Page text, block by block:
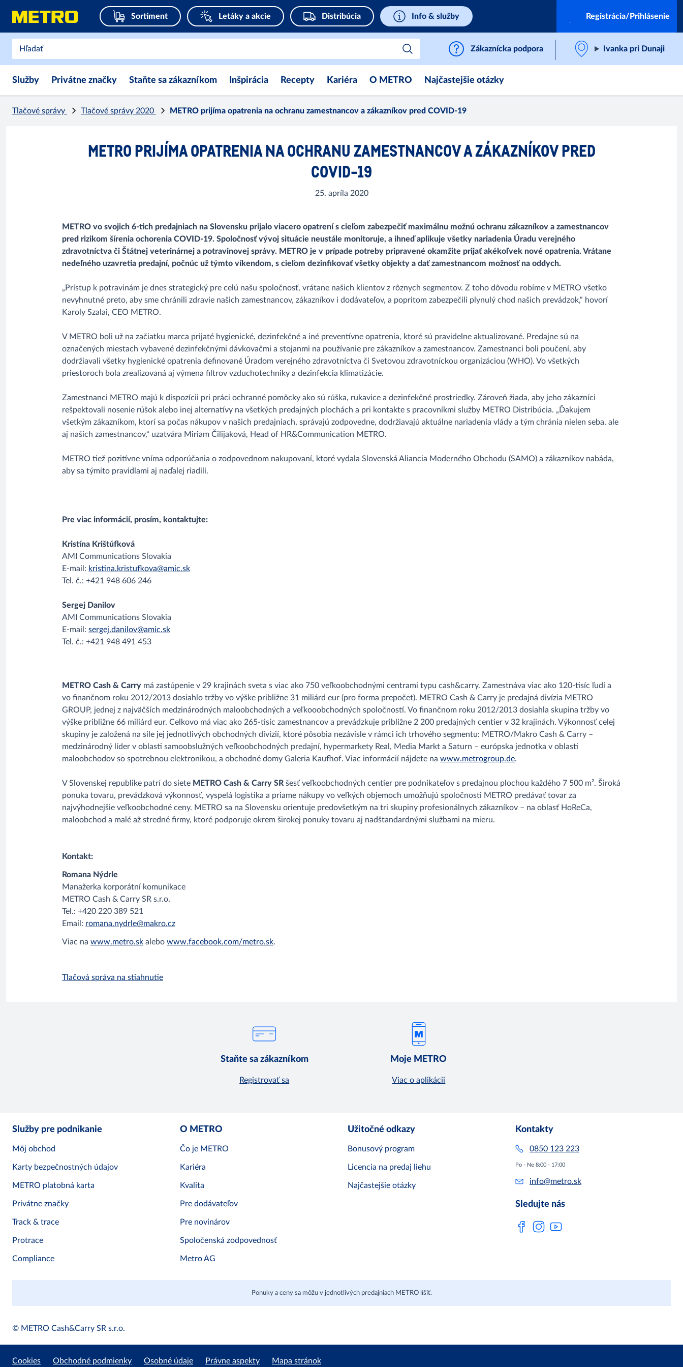
Sortiment Letáky a akcie Distribúcia Info & služby Registrácia/Prihlásenie
Zákaznícka podpora Ivanka pri Dunaji
Služby Privátne značky Staňte sa zákazníkom Inšpirácia Recepty Kariéra O METRO Najčastejšie otázky
Tlačové správy Tlačové správy 2020 METRO prijíma opatrenia na ochranu zamestnancov a zákazníkov pred COVID-19
METRO PRIJÍMA OPATRENIA NA OCHRANU ZAMESTNANCOV A ZÁKAZNÍKOV PRED
COVID-19
25. apríla 2020
METRO vo svojich 6-tich predajniach na Slovensku prijalo viacero opatrení s cieľom zabezpečiť maximálnu možnú ochranu zákazníkov a zamestnancov
pred rizikom šírenia ochorenia COVID-19. Spoločnosť vývoj situácie neustále monitoruje, a ihneď aplikuje všetky nariadenia Úradu verejného
zdravotníctva či Štátnej veterinárnej a potravinovej správy. METRO je v prípade potreby pripravené okamžite prijať akékoľvek nové opatrenia. Vrátane
nedeľného uzavretia predajní, počnúc už týmto víkendom, s cieľom dezinfikovať všetky objekty a dať zamestnancom možnosť na oddych.
„Prístup k potravinám je dnes strategický pre celú našu spoločnosť, vrátane našich klientov z rôznych segmentov. Z toho dôvodu robíme v METRO všetko
nevyhnutné preto, aby sme chránili zdravie našich zamestnancov, zákazníkov i dodávateľov, a popritom zabezpečili plynulý chod našich prevádzok,“ hovorí
Karoly Szalai, CEO METRO.
V METRO boli už na začiatku marca prijaté hygienické, dezinfekčné a iné preventívne opatrenia, ktoré sú pravidelne aktualizované. Predajne sú na
označených miestach vybavené dezinfekčnými dávkovačmi a stojanmi na používanie pre zákazníkov a zamestnancov. Zamestnanci boli poučení, aby
dodržiavali všetky hygienické opatrenia definované Úradom verejného zdravotníctva či Svetovou zdravotníckou organizáciou (WHO). Vo všetkých
priestoroch bola zrealizovaná aj výmena filtrov vzduchotechniky a dezinfekcia klimatizácie.
Zamestnanci METRO majú k dispozícii pri práci ochranné pomôcky ako sú rúška, rukavice a dezinfekčné prostriedky. Zároveň žiada, aby jeho zákazníci
rešpektovali nosenie rúšok alebo inej alternatívy na všetkých predajných plochách a pri kontakte s pracovníkmi služby METRO Distribúcia. „Ďakujem
všetkým zákazníkom, ktorí sa počas nákupov v našich predajniach, správajú zodpovedne, dodržiavajú aktuálne nariadenia vlády a tým chránia nielen seba, ale
aj našich zamestnancov,“ uzatvára Miriam Čilijaková, Head of HR&Communication METRO.
METRO tiež pozitívne vníma odporúčania o zodpovednom nakupovaní, ktoré vydala Slovenská Aliancia Moderného Obchodu (SAMO) a zákazníkov nabáda,
aby sa týmito pravidlami aj naďalej riadili.
Pre viac informácií, prosím, kontaktujte:
Kristína Krištúfková
AMI Communications Slovakia
E-mail: kristina.kristufkova@amic.sk
Tel. č.: +421 948 606 246
Sergej Danilov
AMI Communications Slovakia
E-mail: sergej.danilov@amic.sk
Tel. č.: +421 948 491 453
METRO Cash & Carry má zastúpenie v 29 krajinách sveta s viac ako 750 veľkoobchodnými centrami typu cash&carry. Zamestnáva viac ako 120-tisíc ľudí a
vo finančnom roku 2012/2013 dosiahlo tržby vo výške približne 31 miliárd eur (pro forma prepočet). METRO Cash & Carry je predajná divízia METRO
GROUP, jednej z najväčších medzinárodných maloobchodných a veľkooobchodných spoločností. Vo finančnom roku 2012/2013 dosiahla skupina tržby vo
výške približne 66 miliárd eur. Celkovo má viac ako 265-tisíc zamestnancov a prevádzkuje približne 2 200 predajných centier v 32 krajinách. Výkonnosť celej
skupiny je založená na sile jej jednotlivých obchodných divízií, ktoré pôsobia nezávisle v rámci ich trhového segmentu: METRO/Makro Cash & Carry –
medzinárodný líder v oblasti samoobslužných veľkoobchodných predajní, hypermarkety Real, Media Markt a Saturn – európska jednotka v oblasti
maloobchodov so spotrebnou elektronikou, a obchodné domy Galeria Kaufhof. Viac informácií nájdete na www.metrogroup.de.
V Slovenskej republike patrí do siete METRO Cash & Carry SR šesť veľkoobchodných centier pre podnikateľov s predajnou plochou každého 7 500 m². Široká
ponuka tovaru, prevádzková výkonnosť, vyspelá logistika a priame nákupy vo veľkých objemoch umožňujú spoločnosti METRO predávať tovar za
najvýhodnejšie veľkoobchodné ceny. METRO sa na Slovensku orientuje predovšetkým na tri skupiny profesionálnych zákazníkov – na oblasť HoReCa,
maloobchod a malé až stredné firmy, ktoré podporuje okrem širokej ponuky tovaru aj nadštandardnými službami na mieru.
Kontakt:
Romana Nýdrle
Manažerka korporátní komunikace
METRO Cash & Carry SR s.r.o.
Tel.: +420 220 389 521
Email: romana.nydrle@makro.cz
Viac na www.metro.sk alebo www.facebook.com/metro.sk.
Tlačová správa na stiahnutie
Staňte sa zákazníkom
Registrovať sa
Moje METRO
Viac o aplikácii
Služby pre podnikanie
Môj obchod
Karty bezpečnostných údajov
METRO platobná karta
Privátne značky
Track & trace
Protrace
Compliance
O METRO
Čo je METRO
Kariéra
Kvalita
Pre dodávateľov
Pre novinárov
Spoločenská zodpovednosť
Metro AG
Užitočné odkazy
Bonusový program
Licencia na predaj liehu
Najčastejšie otázky
Kontakty
0850 123 223
Po - Ne 8:00 - 17:00
info@metro.sk
Sledujte nás
Ponuky a ceny sa môžu v jednotlivých predajniach METRO líšiť.
© METRO Cash&Carry SR s.r.o.
Cookies Obchodné podmienky Osobné údaje Právne aspekty Mapa stránok